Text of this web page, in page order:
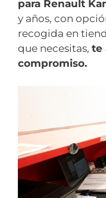
para Renault
y años, con
recogida en
que necesitas, te
compromiso.